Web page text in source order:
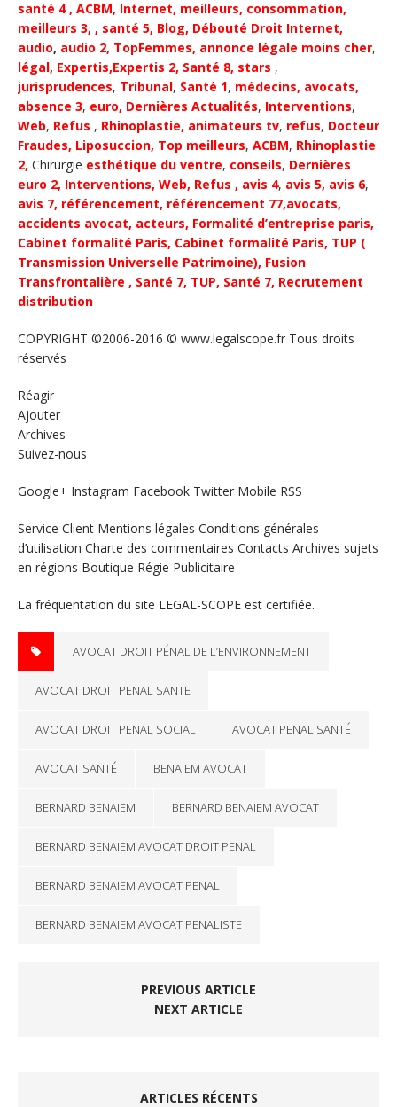
santé 4, ACBM, Internet, meilleurs, consommation,
meilleurs 3, , santé 5, Blog, Débouté Droit Internet,
audio, audio 2, TopFemmes, annonce légale moins cher,
légal, Expertis,Expertis 2, Santé 8, stars ,
jurisprudences, Tribunal, Santé 1, médecins, avocats,
absence 3, euro, Dernières Actualités, Interventions,
Web, Refus , Rhinoplastie, animateurs tv, refus, Docteur
Fraudes, Liposuccion, Top meilleurs, ACBM, Rhinoplastie
2, Chirurgie esthétique du ventre, conseils, Dernières
euro 2, Interventions, Web, Refus , avis 4, avis 5, avis 6,
avis 7, référencement, référencement 77,avocats,
accidents avocat, acteurs, Formalité d’entreprise paris,
Cabinet formalité Paris, Cabinet formalité Paris, TUP (
Transmission Universelle Patrimoine), Fusion
Transfrontalière , Santé 7, TUP, Santé 7, Recrutement
distribution
COPYRIGHT ©2006-2016 © www.legalscope.fr Tous droits
réservés
Réagir
Ajouter
Archives
Suivez-nous
Google+ Instagram Facebook Twitter Mobile RSS
Service Client Mentions légales Conditions générales
d’utilisation Charte des commentaires Contacts Archives sujets
en régions Boutique Régie Publicitaire
La fréquentation du site LEGAL-SCOPE est certifiée.
AVOCAT DROIT PÉNAL DE L’ENVIRONNEMENT
AVOCAT DROIT PENAL SANTE
AVOCAT DROIT PENAL SOCIAL AVOCAT PENAL SANTÉ
AVOCAT SANTÉ BENAIEM AVOCAT
BERNARD BENAIEM BERNARD BENAIEM AVOCAT
BERNARD BENAIEM AVOCAT DROIT PENAL
BERNARD BENAIEM AVOCAT PENAL
BERNARD BENAIEM AVOCAT PENALISTE
PREVIOUS ARTICLE
NEXT ARTICLE
ARTICLES RÉCENTS